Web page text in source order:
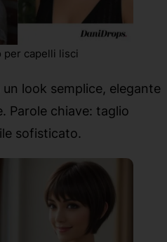
per capelli lisci
look semplice, elegante
Parole chiave: taglio
sofisticato.